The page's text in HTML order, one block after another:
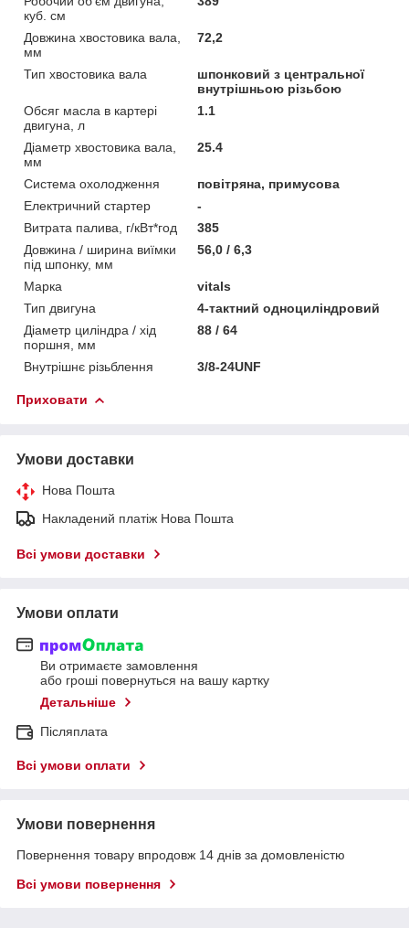
куб. см
Довжина хвостовика вала,
мм
72,2
Тип хвостовика вала
шпонковий з центральної
внутрішньою різьбою
Обсяг масла в картері
двигуна, л
1.1
Діаметр хвостовика вала,
мм
25.4
Система охолодження
повітряна, примусова
Електричний стартер
-
Витрата палива, г/кВт*год
385
Довжина / ширина виїмки
під шпонку, мм
56,0 / 6,3
Марка
vitals
Тип двигуна
4-тактний одноциліндровий
Діаметр циліндра / хід
поршня, мм
88 / 64
Внутрішнє різьблення 3/8-24UNF
Приховати
Умови доставки
Нова Пошта
Накладений платіж Нова Пошта
Всі умови доставки
Умови оплати
Ви отримаєте замовлення
або гроші повернуться на вашу картку
Детальніше
Післяплата
Всі умови оплати
Умови повернення
Повернення товару впродовж 14 днів за домовленістю
Всі умови повернення